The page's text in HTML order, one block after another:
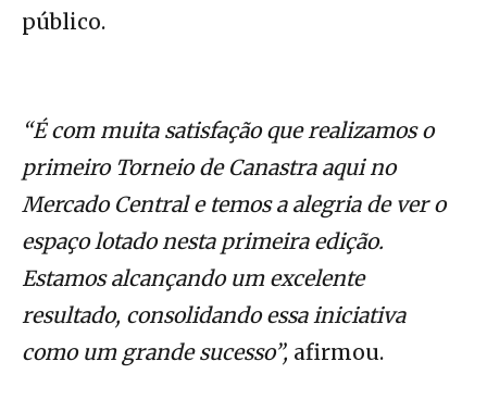
público.
“É com muita satisfação que realizamos o
primeiro Torneio de Canastra aqui no
Mercado Central e temos a alegria de ver o
espaço lotado nesta primeira edição.
Estamos alcançando um excelente
resultado, consolidando essa iniciativa
como um grande sucesso”, afirmou.